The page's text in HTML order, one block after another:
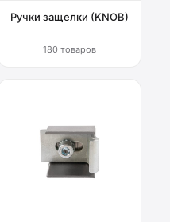
Ручки защелки (KNOB)
180 товаров